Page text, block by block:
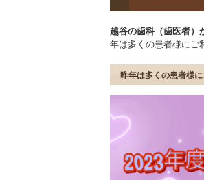
越谷の歯科（歯医者）
年は多くの患者様にご
昨年は多くの患者様